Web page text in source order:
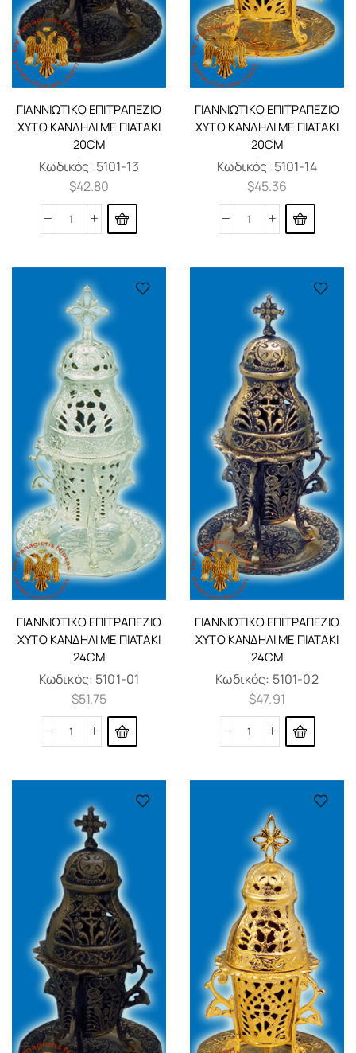
ΓΙΑΝΝΙΏΤΙΚΟ ΕΠΙΤΡΑΠΈΖΙΟ
ΧΥΤΌ ΚΑΝΔΉΛΙ ΜΕ ΠΙΑΤΆΚΙ
20CM
Κωδικός: 5101-13
$42.80
ΓΙΑΝΝΙΏΤΙΚΟ ΕΠΙΤΡΑΠΈΖΙΟ
ΧΥΤΌ ΚΑΝΔΉΛΙ ΜΕ ΠΙΑΤΆΚΙ
20CM
Κωδικός: 5101-14
$45.36
ΓΙΑΝΝΙΏΤΙΚΟ ΕΠΙΤΡΑΠΈΖΙΟ
ΧΥΤΌ ΚΑΝΔΉΛΙ ΜΕ ΠΙΑΤΆΚΙ
24CM
Κωδικός: 5101-01
$51.75
ΓΙΑΝΝΙΏΤΙΚΟ ΕΠΙΤΡΑΠΈΖΙΟ
ΧΥΤΌ ΚΑΝΔΉΛΙ ΜΕ ΠΙΑΤΆΚΙ
24CM
Κωδικός: 5101-02
$47.91